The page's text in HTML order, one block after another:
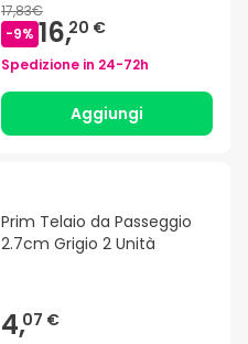
17,83€
-9% 16,20 €
Spedizione in 24-72h
Aggiungi
Prim Telaio da Passeggio
2.7cm Grigio 2 Unità
4,07 €